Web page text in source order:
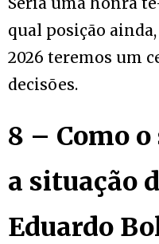
qual posição
2026 teremos um
decisões.
8 – Como
a situação
Eduardo